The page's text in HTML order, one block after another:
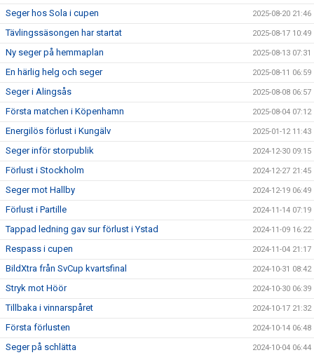
Seger hos Sola i cupen 2025-08-20 21:46
Tävlingssäsongen har startat 2025-08-17 10:49
Ny seger på hemmaplan 2025-08-13 07:31
En härlig helg och seger 2025-08-11 06:59
Seger i Alingsås 2025-08-08 06:57
Första matchen i Köpenhamn 2025-08-04 07:12
Energilös förlust i Kungälv 2025-01-12 11:43
Seger inför storpublik 2024-12-30 09:15
Förlust i Stockholm 2024-12-27 21:45
Seger mot Hallby 2024-12-19 06:49
Förlust i Partille 2024-11-14 07:19
Tappad ledning gav sur förlust i Ystad 2024-11-09 16:22
Respass i cupen 2024-11-04 21:17
BildXtra från SvCup kvartsfinal 2024-10-31 08:42
Stryk mot Höör 2024-10-30 06:39
Tillbaka i vinnarspåret 2024-10-17 21:32
Första förlusten 2024-10-14 06:48
Seger på schlätta 2024-10-04 06:44